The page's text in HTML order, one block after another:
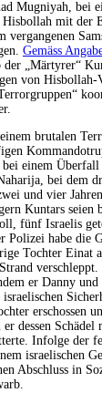
Mugniyah, bei
mit der
vergangenen
Gemäss
„Märtyrer“
von Hisbollah-
brutalen
einem
bei dem
und vier
Kuntars
fünf Israelis
Polizei habe die
Tochter Einat
er Danny und
erschossen
dessen
Infolge der
israelischen
Abschluss in